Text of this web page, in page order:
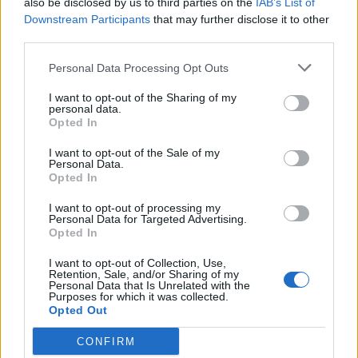
Downstream Participants that may further disclose it to other
Personal Data Processing Opt Outs
I want to opt-out of the Sharing of my
personal data.
Opted In
I want to opt-out of the Sale of my
Personal Data.
Opted In
I want to opt-out of processing my
Personal Data for Targeted Advertising.
Opted In
I want to opt-out of Collection, Use,
Retention, Sale, and/or Sharing of my
Personal Data that Is Unrelated with the
Purposes for which it was collected.
Opted Out
CONFIRM
Jogo rende € 2,5 milhões de euros à Câmara de
7/08/2026